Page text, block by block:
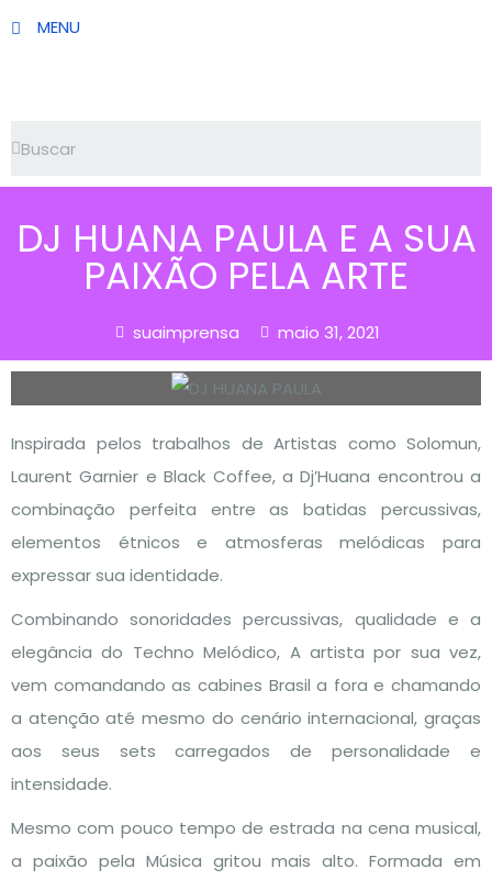
MENU
DJ HUANA PAULA E A SUA
PAIXÃO PELA ARTE
suaimprensa maio 31, 2021
Inspirada pelos trabalhos de Artistas como Solomun,
Laurent Garnier e Black Coffee, a Dj’Huana encontrou a
combinação perfeita entre as batidas percussivas,
elementos étnicos e atmosferas melódicas para
expressar sua identidade.
Combinando sonoridades percussivas, qualidade e a
elegância do Techno Melódico, A artista por sua vez,
vem comandando as cabines Brasil a fora e chamando
a atenção até mesmo do cenário internacional, graças
aos seus sets carregados de personalidade e
intensidade.
Mesmo com pouco tempo de estrada na cena musical,
a paixão pela Música gritou mais alto. Formada em